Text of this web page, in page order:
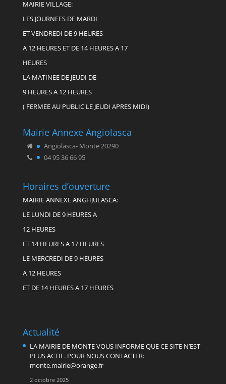
MAIRIE VILLAGE:
LES JOURNEES DE MARDI
ET VENDREDI DE 9 HEURES
A 12 HEURES ET DE 14 HEURES A 17
HEURES
LA MATINEE DE JEUDI DE
9 HEURES A 12 HEURES
( FERMEE AU PUBLIC LE JEUDI APRES MIDI)
Mairie Annexe Angiolasca
Angiolasca- Monte 20290
04 95 36 66 95
Horaires d’ouverture
MAIRIE ANNEXE ANGHJULASCA:
LE LUNDI DE 9 HEURES A
12 HEURES
ET 14 HEURES A 17 HEURES
LE MERCREDI DE 9 HEURES
A 12 HEURES
ET DE 14 HEURES A 17 HEURES
Actualité
LA MAIRIE DE MONTE VOUS INFORME QUE CE SITE N’EST
PLUS ACTIF. POUR NOUS CONTACTER:
monte.mairie@orange.fr
2 octobre 2025